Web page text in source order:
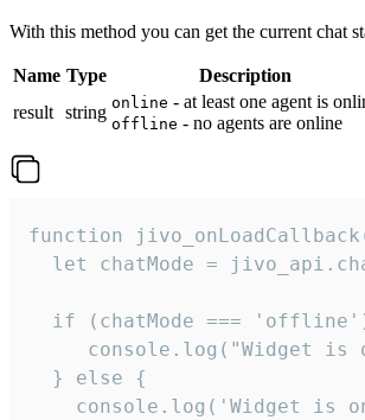
With this method you can get the current chat
Name Type
Description
result string online - at least one agent is
offline - no agents are online
function
let chatMode =
if (chatMode ===
console.log("Widget is
  } else {
console.log('Widget is